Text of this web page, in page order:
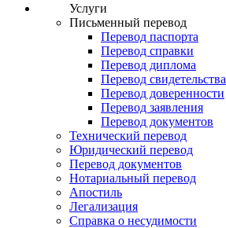
Услуги
Письменный перевод
Перевод паспорта
Перевод справки
Перевод диплома
Перевод свидетельства
Перевод доверенности
Перевод заявления
Перевод документов
Технический перевод
Юридический перевод
Перевод документов
Нотариальный перевод
Апостиль
Легализация
Справка о несудимости